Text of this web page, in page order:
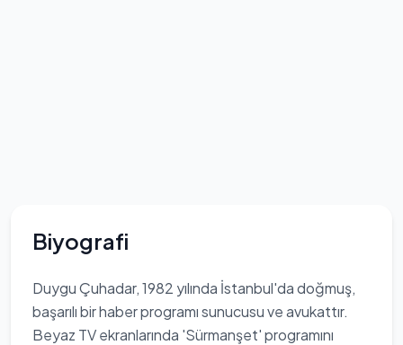
Biyografi
Duygu Çuhadar, 1982 yılında İstanbul'da doğmuş,
başarılı bir haber programı sunucusu ve avukattır.
Beyaz TV ekranlarında 'Sürmanşet' programını